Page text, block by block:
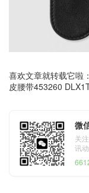
喜欢文章就转载它啦：
皮腰带453260
微
关
讯